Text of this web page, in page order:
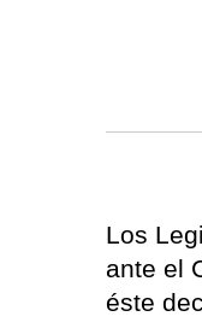
Los
ante el
éste